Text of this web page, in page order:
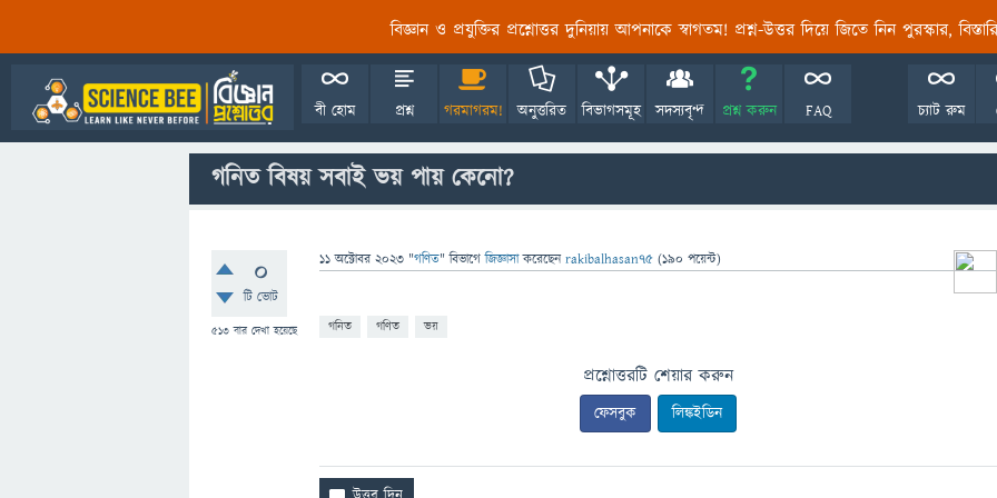
বিজ্ঞান ও প্রযুক্তির প্রশ্নোত্তর দুনিয়ায় আপনাকে স্বাগতম! প্রশ্ন-উত্তর দিয়ে জিতে নিন পুরস্কার,
বী হোম প্রশ্ন গরমাগরম! অনুত্তরিত বিভাগসমূহ সদস্যবৃন্দ প্রশ্ন করুন FAQ চ্যাট রুম
গনিত বিষয় সবাই ভয় পায় কেনো?
0
টি ভোট
513 বার দেখা হয়েছে
11 অক্টোবর 2023 "গণিত" বিভাগে জিজ্ঞাসাকরেছেনrakibalhasan75 (190 পয়েন্ট)
গনিত গণিত ভয়
প্রশ্নোত্তরটি শেয়ার করুন
ফেসবুক লিঙ্কইডিন